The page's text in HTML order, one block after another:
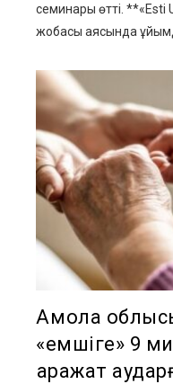
семинары өтті.
жобасы аясында
Ақмола
«емшіге» 9
қаражат